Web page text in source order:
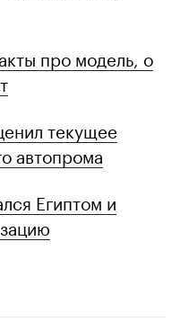
про модель, о
текущее
автопрома
Египтом и